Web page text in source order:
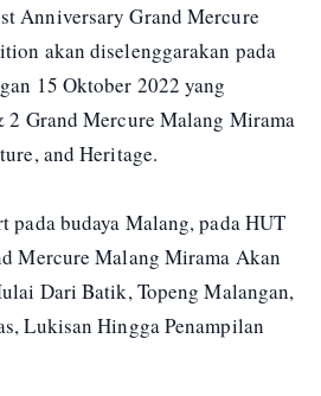
Anniversary Grand Mercure
akan diselenggarakan pada
15 Oktober 2022 yang
Grand Mercure Malang Mirama
and Heritage.
pada budaya Malang, pada HUT
Mercure Malang Mirama Akan
Dari Batik, Topeng Malangan,
Lukisan Hingga Penampilan